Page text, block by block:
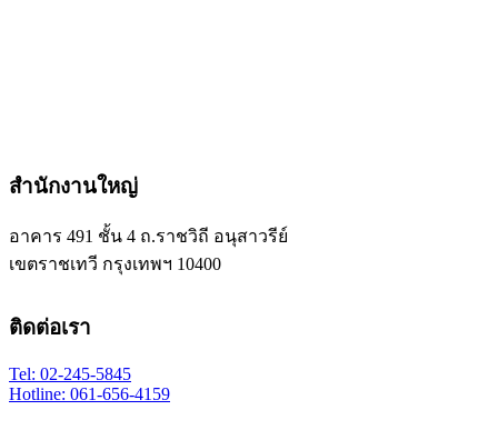
สำนักงานใหญ่
อาคาร 491 ชั้น 4 ถ.ราชวิถี อนุสาวรีย์
เขตราชเทวี กรุงเทพฯ 10400
ติดต่อเรา
Tel: 02-245-5845
Hotline: 061-656-4159